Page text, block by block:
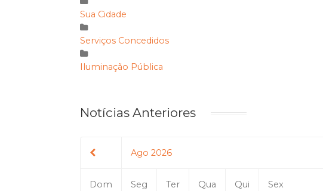
Sua Cidade
Serviços Concedidos
Iluminação Pública
Notícias Anteriores
Ago 2026
Dom Seg Ter Qua Qui Sex